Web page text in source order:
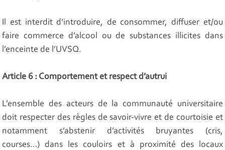
Il est interdit d’introduire, de consommer, diffuser et/ou
faire commerce d’alcool ou de substances illicites dans
l’enceinte de l’UVSQ.
Article 6 : Comportement et respect d’autrui
L’ensemble des acteurs de la communauté universitaire
doit respecter des règles de savoir-vivre et de courtoisie et
notamment s’abstenir d’activités bruyantes (cris,
courses…) dans les couloirs et à proximité des locaux